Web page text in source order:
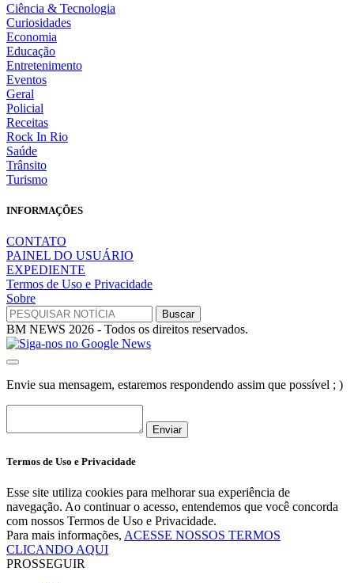
Ciência & Tecnologia
Curiosidades
Economia
Educação
Entretenimento
Eventos
Geral
Policial
Receitas
Rock In Rio
Saúde
Trânsito
Turismo
INFORMAÇÕES
CONTATO
PAINEL DO USUÁRIO
EXPEDIENTE
Termos de Uso e Privacidade
Sobre
BM NEWS 2026 - Todos os direitos reservados.
Envie sua mensagem, estaremos respondendo assim que possível ; )
Enviar
Termos de Uso e Privacidade
Esse site utiliza cookies para melhorar sua experiência de
navegação. Ao continuar o acesso, entendemos que você concorda
com nossos Termos de Uso e Privacidade.
Para mais informações, ACESSE NOSSOS TERMOS
CLICANDO AQUI
PROSSEGUIR